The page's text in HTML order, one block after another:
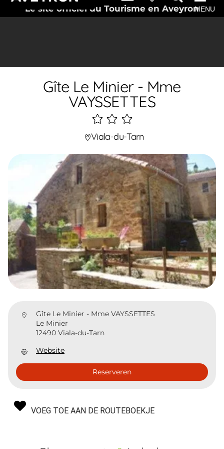
Le site officiel du Tourisme en AveyronMENU
Gîte Le Minier - Mme
VAYSSETTES
3
étoiles
Viala-du-Tarn
Gîte Le Minier - Mme VAYSSETTES
Le Minier
12490 Viala-du-Tarn
Website
Reserveren
VOEG TOE AAN DE ROUTEBOEKJE